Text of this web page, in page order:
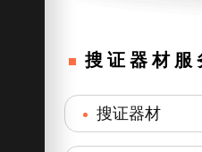
搜证器材服
搜证器材